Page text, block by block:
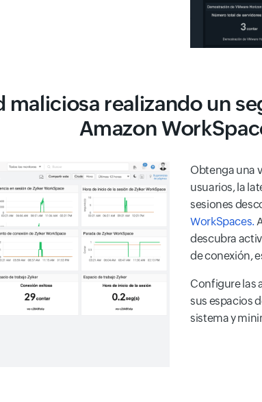
maliciosa realizando un
Amazon
Obtenga una
usuarios, la
sesiones
WorkSpaces.
descubra
de conexión,
Configure las
sus espacios
sistema y